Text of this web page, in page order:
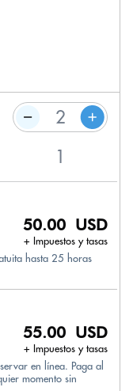
50.00 USD
+ Impuestos y tasas
hasta 25 horas
55.00 USD
+ Impuestos y tasas
en línea. Paga al
momento sin